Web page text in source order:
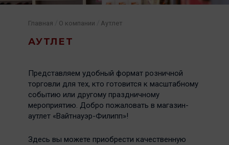
АУТЛЕТ
Главная О компании Аутлет
Представляем удобный формат розничной
торговли для тех, кто готовится к масштабному
событию или другому праздничному
мероприятию. Добро пожаловать в магазин-
аутлет «Вайтнауэр-Филипп»!
Здесь вы можете приобрести качественную